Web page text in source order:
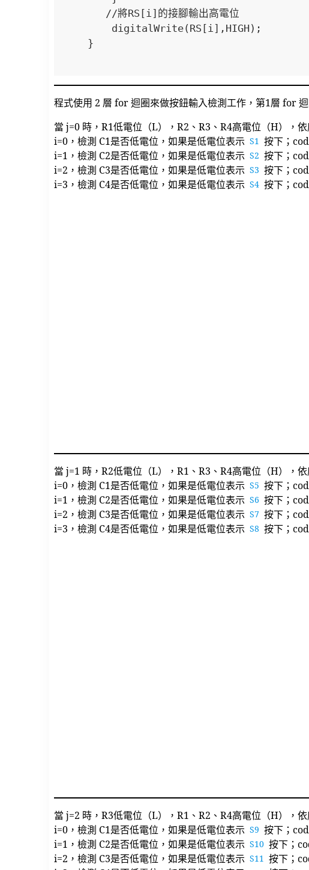
程式使用 2 層 for 迴圈來做按鈕輸入檢測工作，第1層 for
當 j=0 時，R1低電位（L），R2、R3、R4高電位（H），依
i=0，檢測 C1是否低電位，如果是低電位表示 S1 按下；
i=1，檢測 C2是否低電位，如果是低電位表示 S2 按下；
i=2，檢測 C3是否低電位，如果是低電位表示 S3 按下；
i=3，檢測 C4是否低電位，如果是低電位表示 S4 按下；
當 j=1 時，R2低電位（L），R1、R3、R4高電位（H），依
i=0，檢測 C1是否低電位，如果是低電位表示 S5 按下；
i=1，檢測 C2是否低電位，如果是低電位表示 S6 按下；
i=2，檢測 C3是否低電位，如果是低電位表示 S7 按下；
i=3，檢測 C4是否低電位，如果是低電位表示 S8 按下；
當 j=2 時，R3低電位（L），R1、R2、R4高電位（H），依
i=0，檢測 C1是否低電位，如果是低電位表示 S9 按下；
i=1，檢測 C2是否低電位，如果是低電位表示 S10 按下；
i=2，檢測 C3是否低電位，如果是低電位表示 S11 按下；